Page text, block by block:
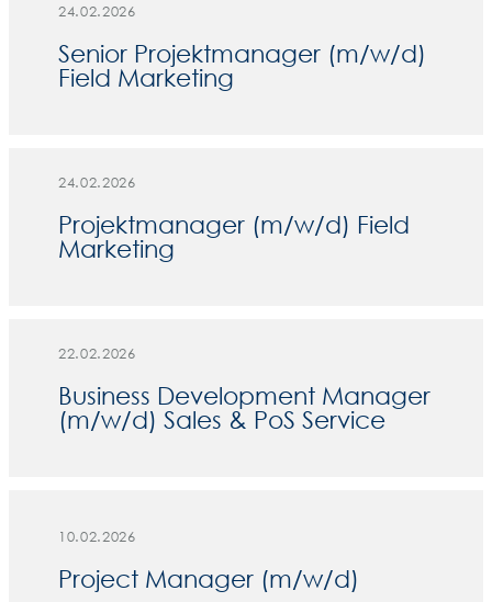
24.02.2026
Senior Projektmanager (m/w/d)
Field Marketing
24.02.2026
Projektmanager (m/w/d) Field
Marketing
22.02.2026
Business Development Manager
(m/w/d) Sales & PoS Service
10.02.2026
Project Manager (m/w/d)